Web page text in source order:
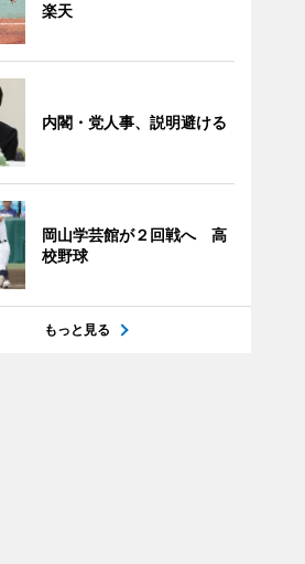
楽天
内閣・党人事、説明避ける
岡山学芸館が２回戦へ 高
校野球
もっと見る